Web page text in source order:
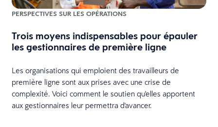
PERSPECTIVES SUR LES OPÉRATIONS
Trois moyens indispensables pour épauler
les gestionnaires de première ligne
Les organisations qui emploient des travailleurs de
première ligne sont aux prises avec une crise de
complexité. Voici comment le soutien qu'elles apportent
aux gestionnaires leur permettra d'avancer.